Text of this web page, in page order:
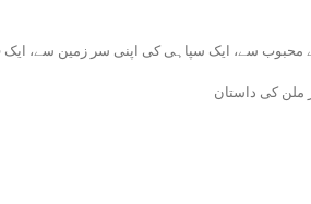
ملن کی داستان